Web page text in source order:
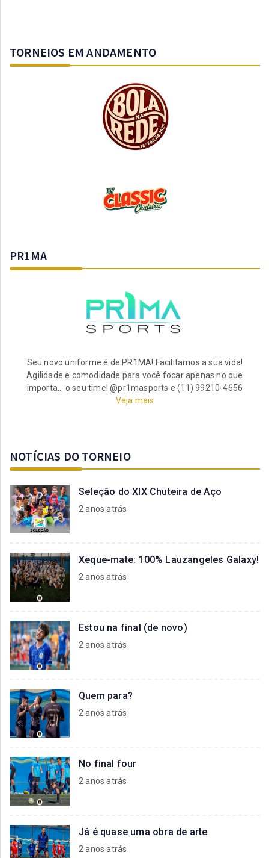
TORNEIOS EM ANDAMENTO
PR1MA
Seu novo uniforme é de PR1MA! Facilitamos a sua vida!
Agilidade e comodidade para você focar apenas no que
importa... o seu time! @pr1masports e (11) 99210-4656
Veja mais
NOTÍCIAS DO TORNEIO
Seleção do XIX Chuteira de Aço
2 anos atrás
Xeque-mate: 100% Lauzangeles Galaxy!
2 anos atrás
Estou na final (de novo)
2 anos atrás
Quem para?
2 anos atrás
No final four
2 anos atrás
Já é quase uma obra de arte
2 anos atrás